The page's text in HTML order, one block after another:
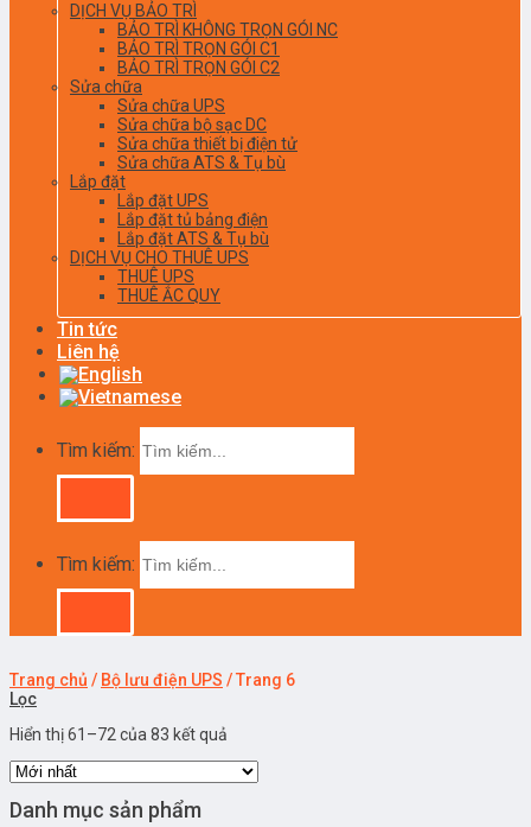
DỊCH VỤ BẢO TRÌ
BẢO TRÌ KHÔNG TRỌN GÓI NC
BẢO TRÌ TRỌN GÓI C1
BẢO TRÌ TRỌN GÓI C2
Sửa chữa
Sửa chữa UPS
Sửa chữa bộ sạc DC
Sửa chữa thiết bị điện tử
Sửa chữa ATS & Tụ bù
Lắp đặt
Lắp đặt UPS
Lắp đặt tủ bảng điện
Lắp đặt ATS & Tụ bù
DỊCH VỤ CHO THUÊ UPS
THUÊ UPS
THUÊ ẮC QUY
Tin tức
Liên hệ
Tìm kiếm:
Tìm kiếm:
Trang chủ / Bộ lưu điện UPS /Trang 6
Lọc
Hiển thị 61–72 của 83 kết quả
Danh mục sản phẩm